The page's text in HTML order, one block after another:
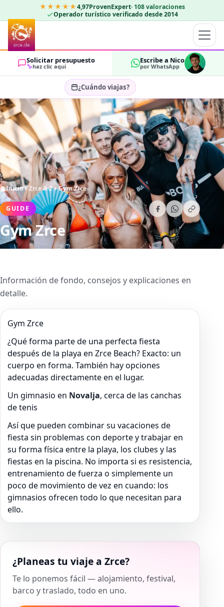
★★★★★4,97ProvenExpert· 108 valoraciones
Operador turístico verificado desde 2014
Solicitar presupuesto
haz clic aquí
Escribe a Nico
por WhatsApp
¿Cuándo viajas?
Seleccionar fechas…
HUÉSPEDES
2 OK
Inicio Zrce A-Z Gym Zrce
GUIDE
Gym Zrce
Información de fondo, consejos y explicaciones en
detalle.
Gym Zrce
¿Qué forma parte de una perfecta fiesta
después de la playa en Zrce Beach? Exacto: un
cuerpo en forma. También hay opciones
adecuadas directamente en el lugar.
Un gimnasio en Novalja, cerca de las canchas
de tenis
Así que pueden combinar su vacaciones de
fiesta sin problemas con deporte y trabajar en
su forma física entre la playa, los clubes y las
fiestas en la piscina. No importa si es resistencia,
entrenamiento de fuerza o simplemente un
poco de movimiento de vez en cuando: los
gimnasios ofrecen todo lo que necesitan para
ello.
¿Planeas tu viaje a Zrce?
Te lo ponemos fácil — alojamiento, festival,
barco y traslado, todo en uno.